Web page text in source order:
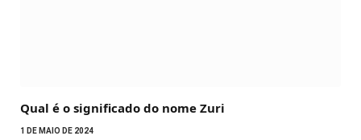
Qual é o significado do nome Zuri
1 DE MAIO DE 2024